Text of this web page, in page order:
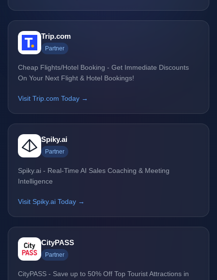
Trip.com
Partner
Cheap Flights/Hotel Booking - Get Immediate Discounts
On Your Next Flight & Hotel Bookings!
Visit Trip.com Today →
Spiky.ai
Partner
Spiky.ai - Real-Time AI Sales Coaching & Meeting
Intelligence
Visit Spiky.ai Today →
CityPASS
Partner
CityPASS - Save up to 50% Off Top Tourist Attractions in